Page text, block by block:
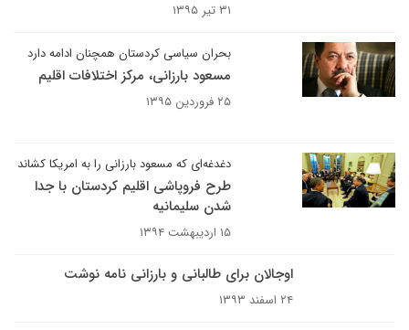
۳۱ تیر ۱۳۹۵
بحران سیاسی کردستان همچنان ادامه دارد
مسعود بارزانی، مرکز اختلافات اقلیم
۲۵ فروردین ۱۳۹۵
دغدغه‌ای که مسعود بارزانی را به امریکا کشاند
طرح فروپاشی اقلیم کردستان با جدا
شدن سلیمانیه
۱۵ اردیبهشت ۱۳۹۴
اوجالان برای طالبانی و بارزانی نامه نوشت
۲۴ اسفند ۱۳۹۳